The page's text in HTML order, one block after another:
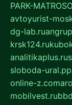
PARK-
avtoyurist-
dg-lab.ru
krsk124.ru
analitikaplus.ru
sloboda-
online-z.com
mobilvest.ru